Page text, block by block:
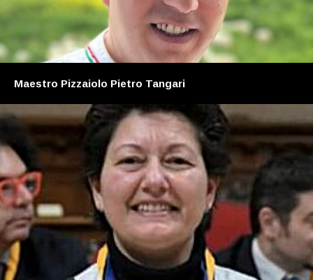
Maestro Pizzaiolo Pietro Tangari